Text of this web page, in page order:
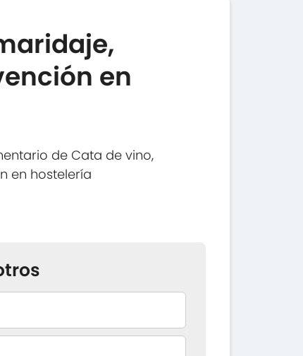
en
de Cata de vino,
en hostelería